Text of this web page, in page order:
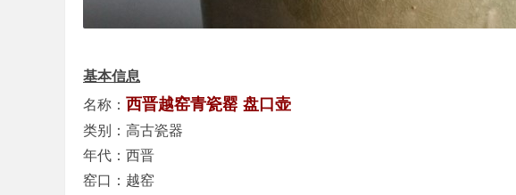
基本信息
名称： 西晋越窑青瓷罂 盘口壶
类别：高古瓷器
年代：西晋
窑口：越窑